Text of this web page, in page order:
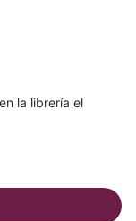
la librería el